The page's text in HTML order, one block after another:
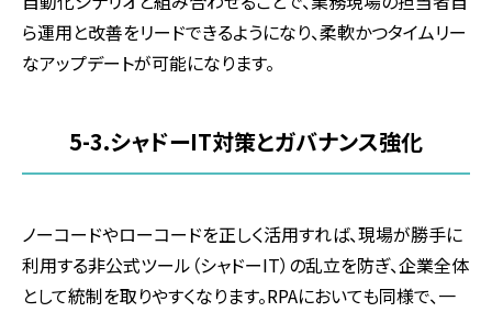
ら運用と改善をリードできるようになり、柔軟かつタイムリー
なアップデートが可能になります。
5-3.シャドーIT対策とガバナンス強化
ノーコードやローコードを正しく活用すれば、現場が勝手に
利用する非公式ツール（シャドーIT）の乱立を防ぎ、企業全体
として統制を取りやすくなります。RPAにおいても同様で、一